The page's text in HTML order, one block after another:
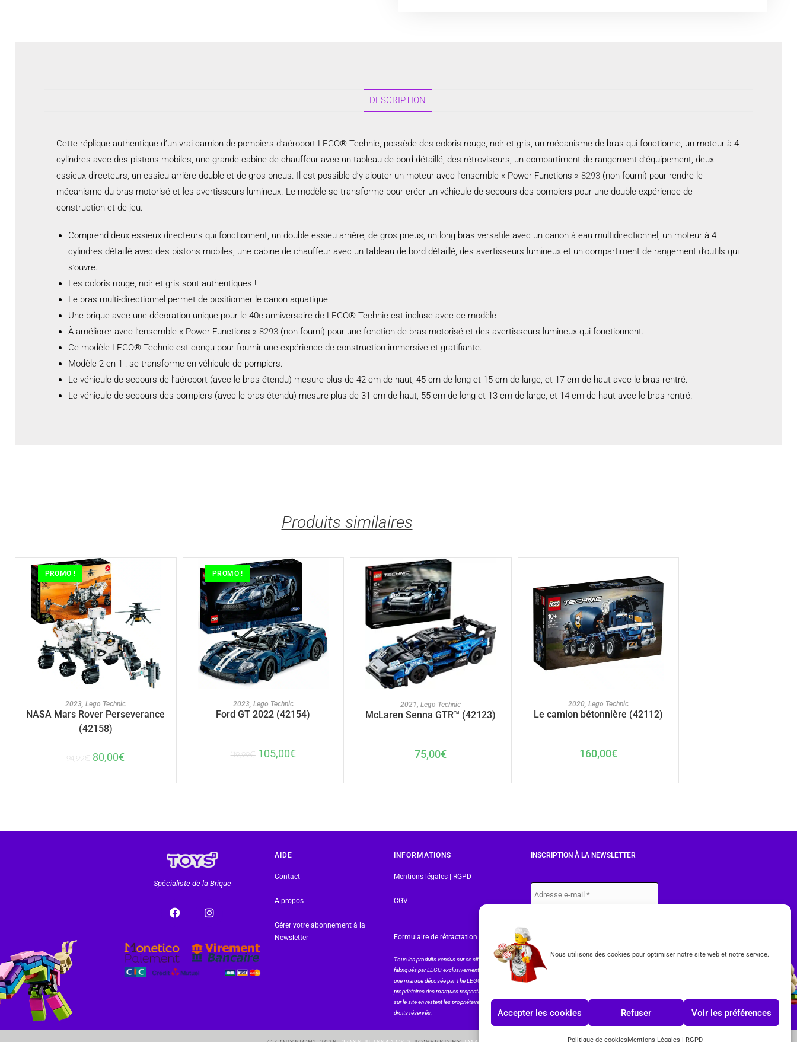
Nous utilisons des cookies pour optimiser notre site web et notre service.
Accepter les cookies Refuser Voir les préférences
Politique de cookiesMentions Légales | RGPD
DESCRIPTION
Cette réplique authentique d’un vrai camion de pompiers d’aéroport LEGO® Technic, possède des coloris rouge, noir et gris, un mécanisme de bras qui fonctionne, un moteur à 4
cylindres avec des pistons mobiles, une grande cabine de chauffeur avec un tableau de bord détaillé, des rétroviseurs, un compartiment de rangement d’équipement, deux
essieux directeurs, un essieu arrière double et de gros pneus. Il est possible d’y ajouter un moteur avec l’ensemble « Power Functions » 8293 (non fourni) pour rendre le
mécanisme du bras motorisé et les avertisseurs lumineux. Le modèle se transforme pour créer un véhicule de secours des pompiers pour une double expérience de
construction et de jeu.
Comprend deux essieux directeurs qui fonctionnent, un double essieu arrière, de gros pneus, un long bras versatile avec un canon à eau multidirectionnel, un moteur à 4
cylindres détaillé avec des pistons mobiles, une cabine de chauffeur avec un tableau de bord détaillé, des avertisseurs lumineux et un compartiment de rangement d’outils qui
s’ouvre.
Les coloris rouge, noir et gris sont authentiques !
Le bras multi-directionnel permet de positionner le canon aquatique.
Une brique avec une décoration unique pour le 40e anniversaire de LEGO® Technic est incluse avec ce modèle
À améliorer avec l’ensemble « Power Functions » 8293 (non fourni) pour une fonction de bras motorisé et des avertisseurs lumineux qui fonctionnent.
Ce modèle LEGO® Technic est conçu pour fournir une expérience de construction immersive et gratifiante.
Modèle 2-en-1 : se transforme en véhicule de pompiers.
Le véhicule de secours de l’aéroport (avec le bras étendu) mesure plus de 42 cm de haut, 45 cm de long et 15 cm de large, et 17 cm de haut avec le bras rentré.
Le véhicule de secours des pompiers (avec le bras étendu) mesure plus de 31 cm de haut, 55 cm de long et 13 cm de large, et 14 cm de haut avec le bras rentré.
Produits similaires
PROMO !
AJOUTER AU PANIER
2023,Lego Technic
NASA Mars Rover Perseverance
(42158)
94,99€ 80,00€
PROMO !
AJOUTER AU PANIER
2023, Lego Technic
Ford GT 2022 (42154)
119,99€ 105,00€
AJOUTER AU PANIER
2021 ,Lego Technic
McLaren Senna GTR™ (42123)
75,00€
AJOUTER AU PANIER
2020, Lego Technic
Le camion bétonnière (42112)
160,00€
Spécialiste de la Brique
AIDE
Contact
A propos
Gérer votre abonnement à la
Newsletter
INFORMATIONS
Mentions légales | RGPD
CGV
Formulaire de rétractation
Tous les produits vendus sur ce site sont
fabriqués par LEGO exclusivement. LEGO® est
une marque déposée par The LEGO Group. Les
propriétaires des marques respectives citées
sur le site en restent les propriétaires. Tous
droits réservés.
INSCRIPTION À LA NEWSLETTER